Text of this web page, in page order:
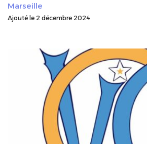
Marseille
Ajouté le 2 décembre 2024